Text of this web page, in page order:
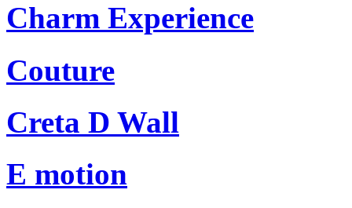
Charm Experience
Couture
Creta D Wall
E motion